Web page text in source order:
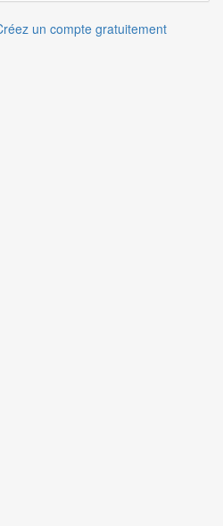
un compte gratuitement